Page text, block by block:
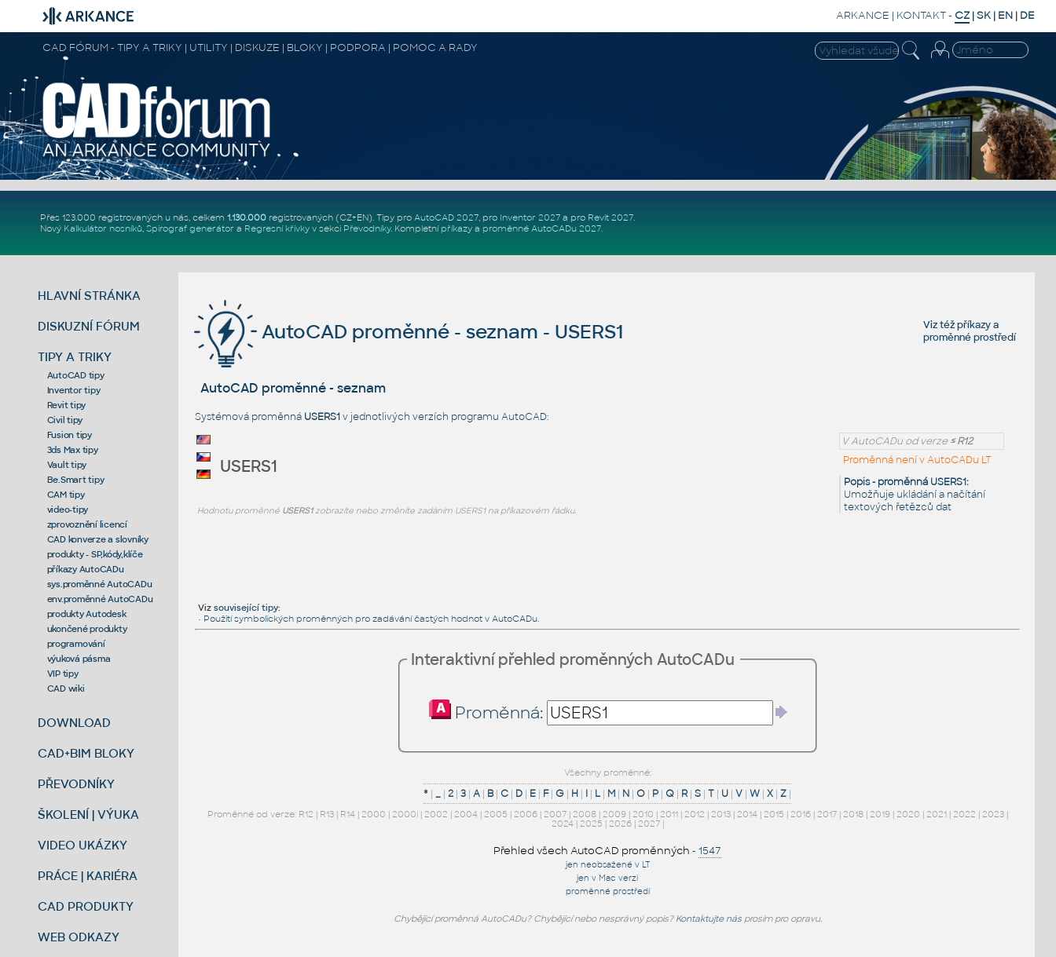
ARKANCE | KONTAKT- CZ |SK | EN | DE
CAD FÓRUM - TIPY A TRIKY | UTILITY | DISKUZE | BLOKY | PODPORA | POMOC A RADY
Přes 123.000 registrovaných u nás, celkem 1.130.000registrovaných (CZ+EN). Tipy pro AutoCAD 2027, pro Inventor 2027a pro Revit 2027.
Nový Kalkulátor nosníků, Spirograf generátor a Regresní křivkyv sekci Převodníky. Kompletní příkazya proměnné AutoCADu 2027.
HLAVNÍ STRÁNKA
DISKUZNÍ FÓRUM
TIPY A TRIKY
AutoCAD tipy
Inventor tipy
Revit tipy
Civil tipy
Fusion tipy
3ds Max tipy
Vault tipy
Be.Smart tipy
CAM tipy
video-tipy
zprovoznění licencí
CAD konverze a slovníky
produkty - SP,kódy,klíče
příkazy AutoCADu
sys.proměnné AutoCADu
env.proměnné AutoCADu
produkty Autodesk
ukončené produkty
programování
výuková pásma
VIP tipy
CAD wiki
DOWNLOAD
CAD+BIM BLOKY
PŘEVODNÍKY
ŠKOLENÍ | VÝUKA
VIDEO UKÁZKY
PRÁCE | KARIÉRA
CAD PRODUKTY
WEB ODKAZY
Viz téžpříkazya
proměnné prostředí
AutoCAD proměnné - seznam - USERS1
AutoCAD proměnné - seznam
Systémová proměnná USERS1v jednotlivých verzích programu AutoCAD:
V AutoCADu od verze≤ R12
Proměnná není v AutoCADu LT
Popis - proměnná USERS1:
Umožňuje ukládání a načítání
textových řetězců dat
USERS1
Hodnotu proměnné USERS1zobrazíte nebo změníte zadáním USERS1 na příkazovém řádku.
Viz související tipy:
• Použití symbolických proměnných pro zadávání častých hodnot v AutoCADu.
Interaktivní přehled proměnných AutoCADu
Proměnná:
Všechny proměnné:
* | _ |2 |3 |A | B |C | D | E | F|G | H | I | L | M | N |O | P |Q | R |S |T | U |V |W |X |Z |
Proměnné od verze: R12 | R13| R14| 2000 | 2000i| 2002 | 2004| 2005 | 2006| 2007| 2008| 2009| 2010 | 2011| 2012 | 2013| 2014| 2015 | 2016| 2017| 2018| 2019| 2020 | 2021| 2022 | 2023|
2024| 2025 | 2026| 2027|
Přehled všech AutoCAD proměnných -1547
jen neobsažené v LT
jen v Mac verzi
proměnné prostředí
Chybějící proměnná AutoCADu? Chybějící nebo nesprávný popis? Kontaktujte násprosím pro opravu.